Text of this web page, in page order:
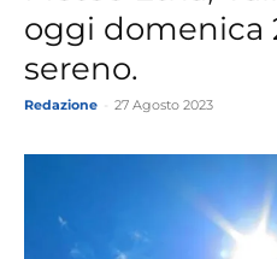
oggi domenica
sereno.
Redazione 27 Agosto 2023